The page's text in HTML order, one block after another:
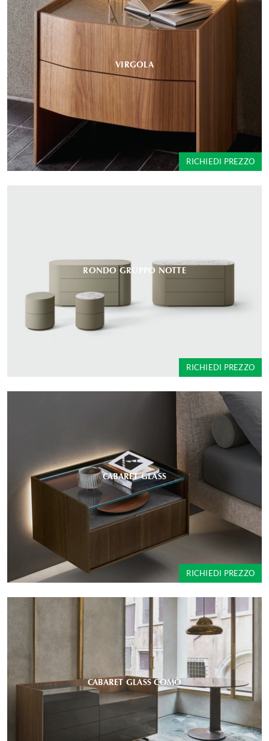
VIRGOLA
RICHIEDI PREZZO
RONDO GRUPPO NOTTE
RICHIEDI PREZZO
CABARET GLASS
RICHIEDI PREZZO
CABARET GLASS COMÒ